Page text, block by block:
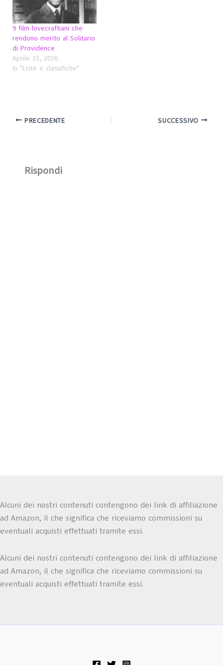
9 film lovecraftiani che
rendono merito al Solitario
di Providence
Aprile 15, 2026
In "Liste e classifiche"
PRECEDENTE SUCCESSIVO
Rispondi
Alcuni dei nostri contenuti contengono dei link di affiliazione
ad Amazon, il che significa che riceviamo commissioni su
eventuali acquisti effettuati tramite essi.
Alcuni dei nostri contenuti contengono dei link di affiliazione
ad Amazon, il che significa che riceviamo commissioni su
eventuali acquisti effettuati tramite essi.